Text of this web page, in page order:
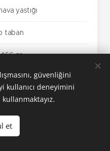
yastığı
taban
466 gr
kuruluşudur.
güvenliğini
kullanıcı deneyimini
et